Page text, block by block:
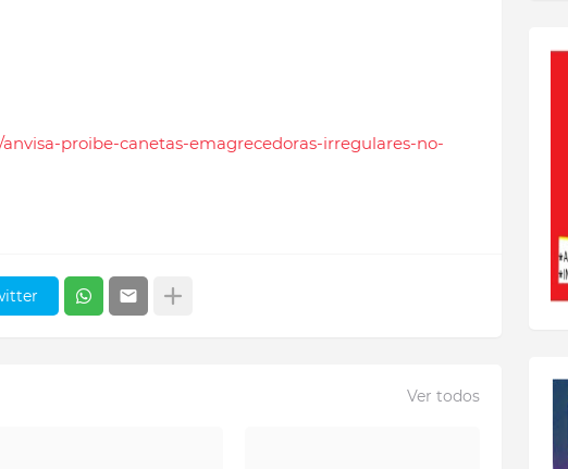
proibe-canetas-emagrecedoras-irregulares-no-
Ver todos